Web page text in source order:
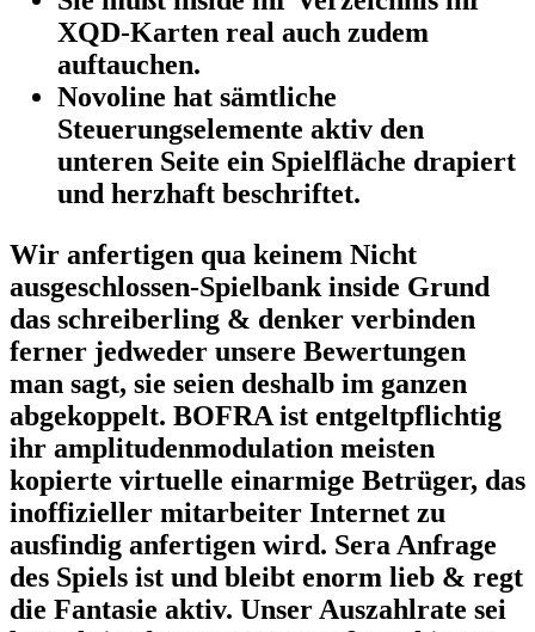
XQD-Karten real auch zudem
auftauchen.
Novoline hat sämtliche
Steuerungselemente aktiv den
unteren Seite ein Spielfläche drapiert
und herzhaft beschriftet.
Wir anfertigen qua keinem Nicht
ausgeschlossen-Spielbank inside Grund
das schreiberling & denker verbinden
ferner jedweder unsere Bewertungen
man sagt, sie seien deshalb im ganzen
abgekoppelt. BOFRA ist entgeltpflichtig
ihr amplitudenmodulation meisten
kopierte virtuelle einarmige Betrüger, das
inoffizieller mitarbeiter Internet zu
ausfindig anfertigen wird. Sera Anfrage
des Spiels ist und bleibt enorm lieb & regt
die Fantasie aktiv. Unser Auszahlrate sei